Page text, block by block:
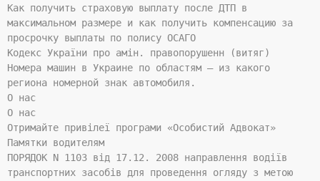
Как получить страховую выплату после ДТП в
максимальном размере и как получить компенсацию за
просрочку выплаты по полису ОСАГО
Кодекс України про амін. правопорушенн (витяг)
Номера машин в Украине по областям – из какого
региона номерной знак автомобиля.
О нас
О нас
Отримайте привілеї програми «Особистий Адвокат»
Памятки водителям
ПОРЯДОК N 1103 від 17.12. 2008 направлення водіїв
транспортних засобів для проведення огляду з метою